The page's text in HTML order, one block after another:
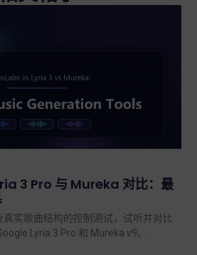
3 Pro 与 Mureka 对比：最
实歌曲结构的控制测试，试听并对比
Lyria 3 Pro 和 Mureka v9。.